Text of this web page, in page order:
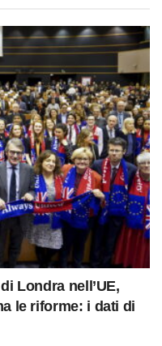
Londra nell’UE,
le riforme: i dati di